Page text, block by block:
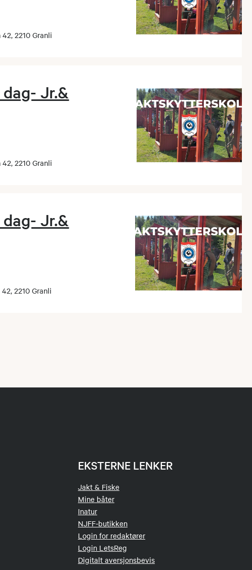
2210 Granli
Jr.&
2210 Granli
Jr.&
2210 Granli
EKSTERNE LENKER
Jakt & Fiske
Mine båter
Inatur
NJFF-butikken
Login for redaktører
Login LetsReg
Digitalt aversjonsbevis